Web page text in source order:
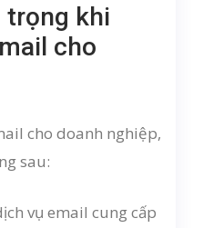
trọng khi
cho
cho doanh nghiệp,
sau:
vụ email cung cấp